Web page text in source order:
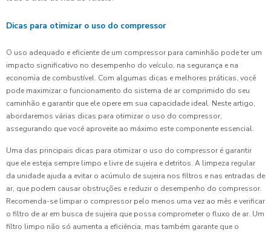
Dicas para otimizar o uso do compressor
O uso adequado e eficiente de um compressor para caminhão pode ter um
impacto significativo no desempenho do veículo, na segurança e na
economia de combustível. Com algumas dicas e melhores práticas, você
pode maximizar o funcionamento do sistema de ar comprimido do seu
caminhão e garantir que ele opere em sua capacidade ideal. Neste artigo,
abordaremos várias dicas para otimizar o uso do compressor,
assegurando que você aproveite ao máximo este componente essencial.
Uma das principais dicas para otimizar o uso do compressor é garantir
que ele esteja sempre limpo e livre de sujeira e detritos. A limpeza regular
da unidade ajuda a evitar o acúmulo de sujeira nos filtros e nas entradas de
ar, que podem causar obstruções e reduzir o desempenho do compressor.
Recomenda-se limpar o compressor pelo menos uma vez ao mês e verificar
o filtro de ar em busca de sujeira que possa comprometer o fluxo de ar. Um
filtro limpo não só aumenta a eficiência, mas também garante que o